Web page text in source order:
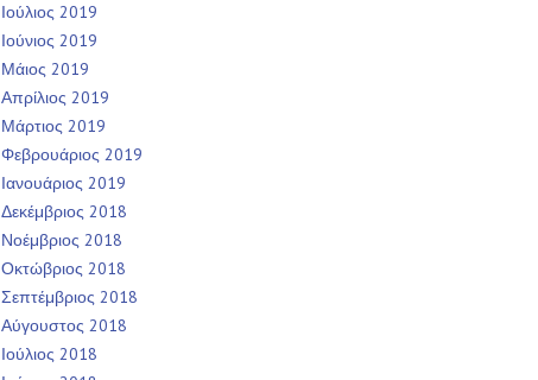
Ιούλιος 2019
Ιούνιος 2019
Μάιος 2019
Απρίλιος 2019
Μάρτιος 2019
Φεβρουάριος 2019
Ιανουάριος 2019
Δεκέμβριος 2018
Νοέμβριος 2018
Οκτώβριος 2018
Σεπτέμβριος 2018
Αύγουστος 2018
Ιούλιος 2018